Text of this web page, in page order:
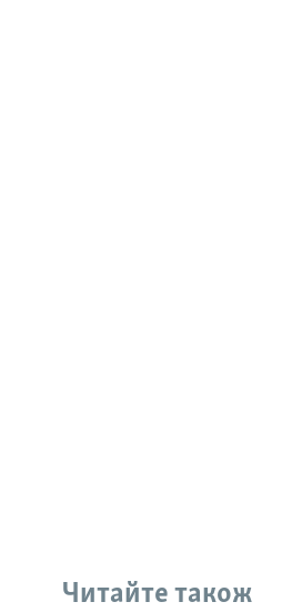
Читайте також